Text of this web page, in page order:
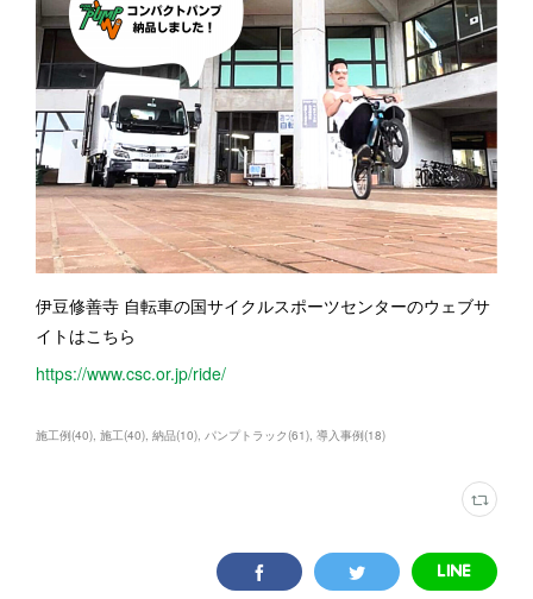
伊豆修善寺 自転車の国サイクルスポーツセンターのウェブサ
イトはこちら
https://www.csc.or.jp/ride/
施工例(40) 施工(40) 納品(10) パンプトラック(61) 導入事例(18)